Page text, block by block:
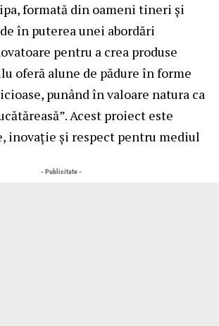
formată din oameni tineri și
în puterea unei abordări
pentru a crea produse
oferă alune de pădure în forme
punând în valoare natura ca
Acest proiect este
inovație și respect pentru mediul
- Publicitate -